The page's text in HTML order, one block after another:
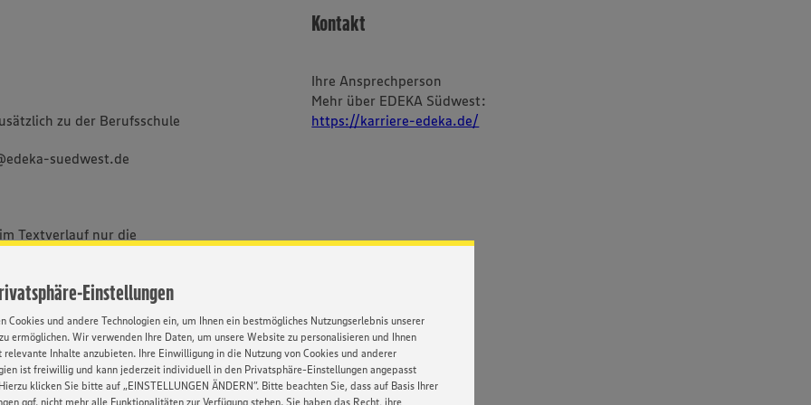
Einstellungen
Cookies und andere Technologien ein, um Ihnen ein bestmögliches Nutzungserlebnis unserer
ermöglichen. Wir verwenden Ihre Daten, um unsere Website zu personalisieren und Ihnen
relevante Inhalte anzubieten. Ihre Einwilligung in die Nutzung von Cookies und anderer
ist freiwillig und kann jederzeit individuell in den Privatsphäre-Einstellungen angepasst
klicken Sie bitte auf „EINSTELLUNGEN ÄNDERN”. Bitte beachten Sie, dass auf Basis Ihrer
ggf. nicht mehr alle Funktionalitäten zur Verfügung stehen. Sie haben das Recht, ihre
zu der Berufsschule
suedwest.de
Textverlauf nur die
uns alle Menschen -
und sozialer Herkunft,
und Identität.
Kontakt
Ihre Ansprechperson
Mehr über EDEKA Südwest:
https://karriere-edeka.de/